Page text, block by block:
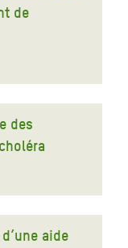
de
des
aide